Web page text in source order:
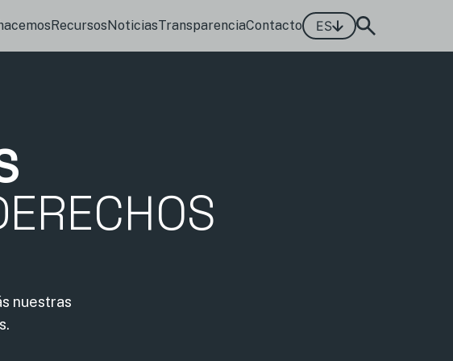
RecursosNoticiasTransparenciaContacto ES
nuestras